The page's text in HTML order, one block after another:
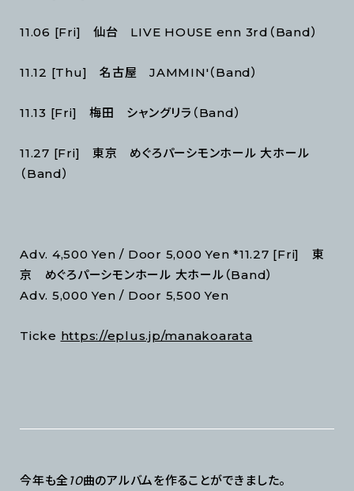
11.06 [Fri] 仙台 LIVE HOUSE enn 3rd（Band）
11.12 [Thu] 名古屋 JAMMIN'（Band）
11.13 [Fri] 梅田 シャングリラ（Band）
11.27 [Fri] 東京 めぐろパーシモンホール 大ホール
（Band）
Adv. 4,500 Yen / Door 5,000 Yen *11.27 [Fri] 東
京 めぐろパーシモンホール 大ホール（Band）
Adv. 5,000 Yen / Door 5,500 Yen
Ticke https://eplus.jp/manakoarata
今年も全10曲のアルバムを作ることができました。